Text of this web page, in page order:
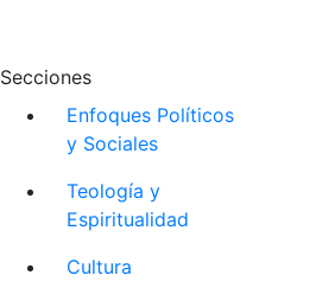
Secciones
Enfoques Políticos
y Sociales
Teología y
Espiritualidad
Cultura